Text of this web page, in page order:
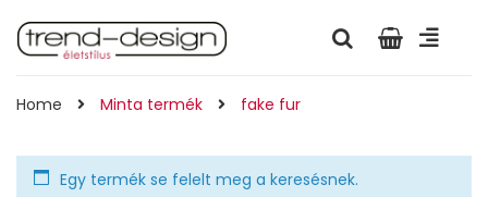
Home Minta termék fake fur
Egy termék se felelt meg a keresésnek.